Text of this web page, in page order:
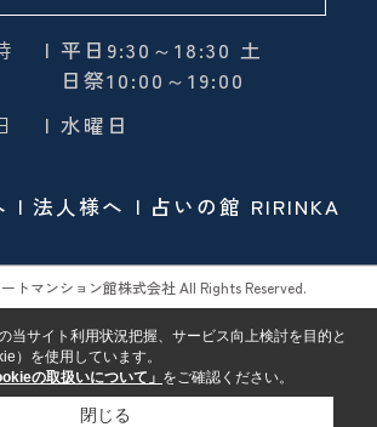
| 平日9:30～18:30 土
日祭10:00～19:00
| 水曜日
法人様へ 占いの館 RIRINKA
トマンション館株式会社 All Rights Reserved.
当サイト利用状況把握、サービス向上検討を目的と
）を使用しています。
の取扱いについて」 をご確認ください。
閉じる